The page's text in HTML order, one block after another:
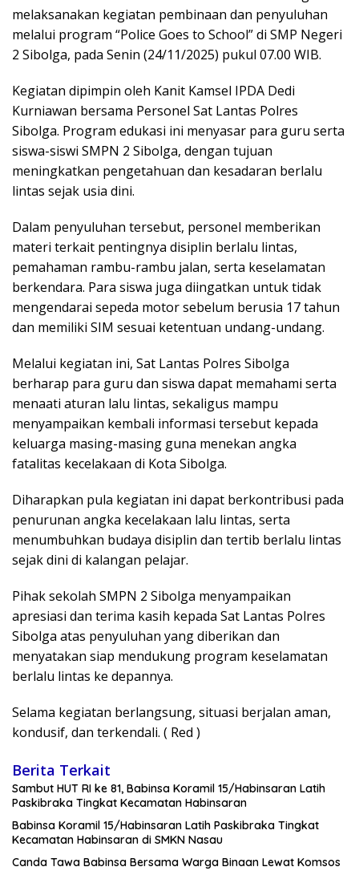
melaksanakan kegiatan pembinaan dan penyuluhan
melalui program “Police Goes to School” di SMP Negeri
2 Sibolga, pada Senin (24/11/2025) pukul 07.00 WIB.
Kegiatan dipimpin oleh Kanit Kamsel IPDA Dedi
Kurniawan bersama Personel Sat Lantas Polres
Sibolga. Program edukasi ini menyasar para guru serta
siswa-siswi SMPN 2 Sibolga, dengan tujuan
meningkatkan pengetahuan dan kesadaran berlalu
lintas sejak usia dini.
Dalam penyuluhan tersebut, personel memberikan
materi terkait pentingnya disiplin berlalu lintas,
pemahaman rambu-rambu jalan, serta keselamatan
berkendara. Para siswa juga diingatkan untuk tidak
mengendarai sepeda motor sebelum berusia 17 tahun
dan memiliki SIM sesuai ketentuan undang-undang.
Melalui kegiatan ini, Sat Lantas Polres Sibolga
berharap para guru dan siswa dapat memahami serta
menaati aturan lalu lintas, sekaligus mampu
menyampaikan kembali informasi tersebut kepada
keluarga masing-masing guna menekan angka
fatalitas kecelakaan di Kota Sibolga.
Diharapkan pula kegiatan ini dapat berkontribusi pada
penurunan angka kecelakaan lalu lintas, serta
menumbuhkan budaya disiplin dan tertib berlalu lintas
sejak dini di kalangan pelajar.
Pihak sekolah SMPN 2 Sibolga menyampaikan
apresiasi dan terima kasih kepada Sat Lantas Polres
Sibolga atas penyuluhan yang diberikan dan
menyatakan siap mendukung program keselamatan
berlalu lintas ke depannya.
Selama kegiatan berlangsung, situasi berjalan aman,
kondusif, dan terkendali. ( Red )
Berita Terkait
Sambut HUT RI ke 81, Babinsa Koramil 15/Habinsaran Latih
Paskibraka Tingkat Kecamatan Habinsaran
Babinsa Koramil 15/Habinsaran Latih Paskibraka Tingkat
Kecamatan Habinsaran di SMKN Nasau
Canda Tawa Babinsa Bersama Warga Binaan Lewat Komsos